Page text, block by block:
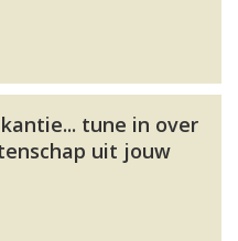
tune in over
uit jouw